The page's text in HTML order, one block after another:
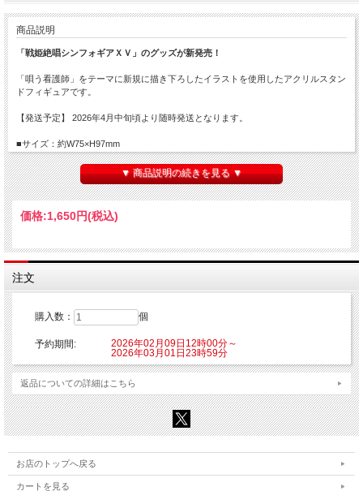
商品説明
「戦姫絶唱シンフォギアＸＶ」のグッズが新発売！
「唄う看護師」をテーマに新規に描き下ろしたイラストを使用したアクリルスタン
ドフィギュアです。
【発送予定】 2026年4月中旬頃より随時発送となります。
■サイズ：約W75×H97mm
■素材：アクリル
【ご注意】
※こちらの商品はご注文時にクレジットカード決済承認（課金）を行います。予め
ご了承ください。
※他の商品を一緒にご購入した場合もご注文時にカード決済承認（課金）を行いま
※受注生産商品のため、お申込み後のキャンセルはできません。予めご了承くださ
い。
※他商品と一緒に購入した場合、予約商品と一緒に発送となります。
▼ 商品説明の続きを見る ▼
価格:1,650円(税込)
注文
購入数： 個
予約期間:
2026年02月09日12時00分～
2026年03月01日23時59分
返品についての詳細はこちら
お店のトップへ戻る
カートを見る